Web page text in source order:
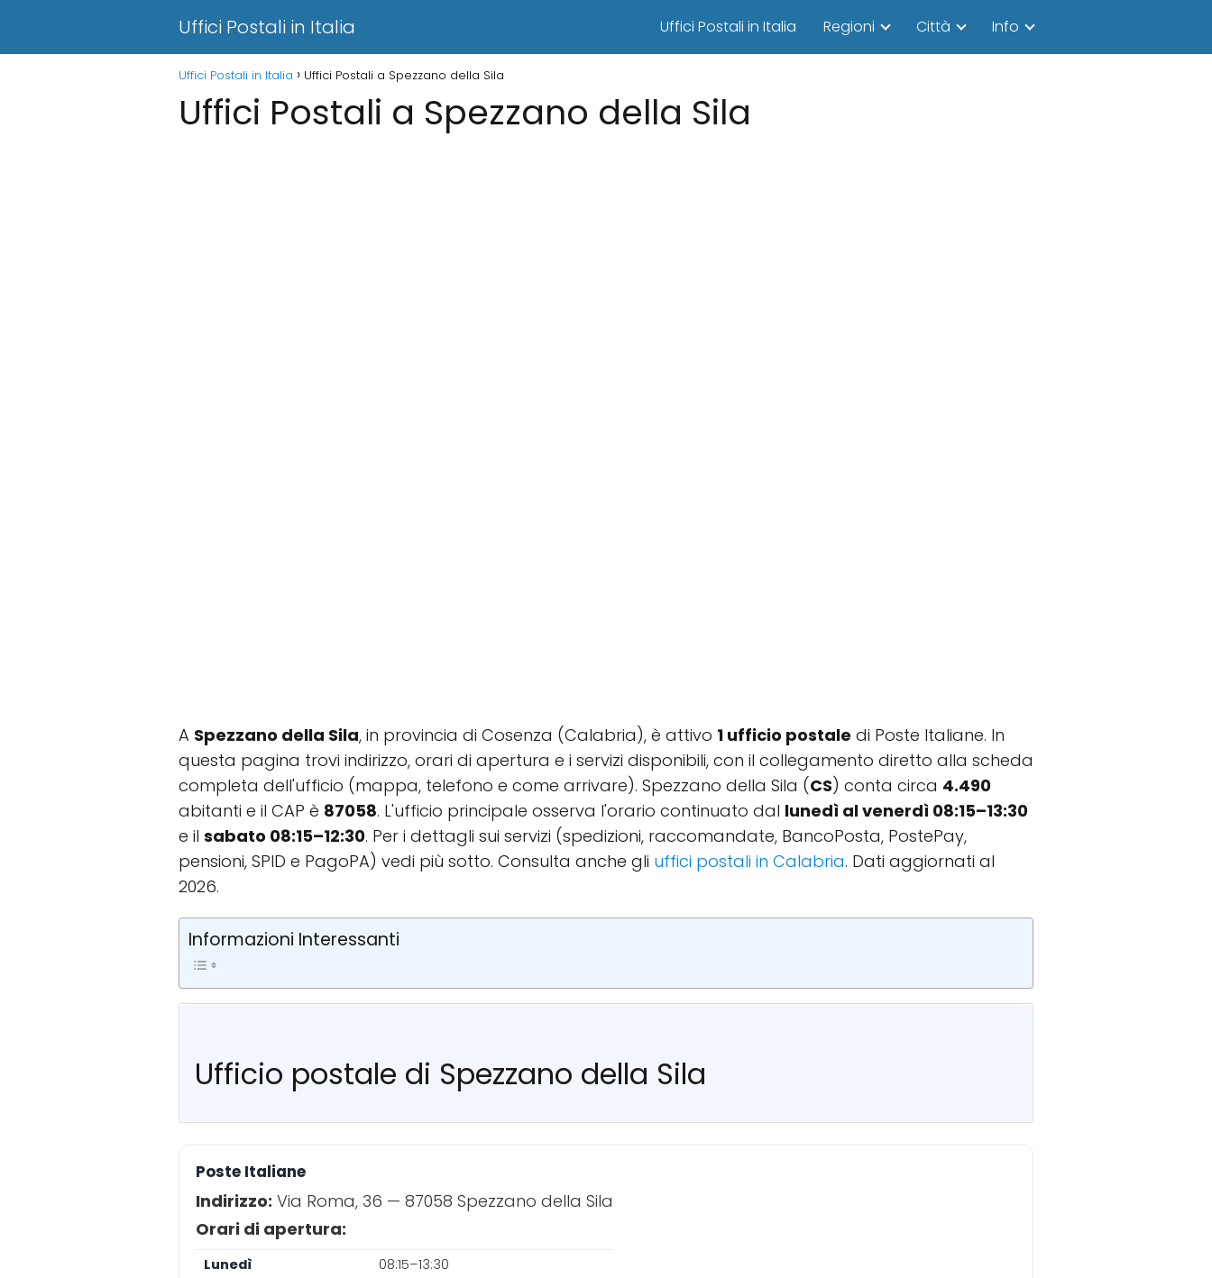
Uffici Postali in Italia Uffici Postali in Italia Regioni Città Info
Uffici Postali in Italia Uffici Postali a Spezzano della Sila
Uffici Postali a Spezzano della Sila
A Spezzano della Sila, in provincia di Cosenza (Calabria), è attivo 1 ufficio postale di Poste Italiane. In
questa pagina trovi indirizzo, orari di apertura e i servizi disponibili, con il collegamento diretto alla scheda
completa dell'ufficio (mappa, telefono e come arrivare). Spezzano della Sila (CS) conta circa 4.490
abitanti e il CAP è 87058. L'ufficio principale osserva l'orario continuato dal lunedì al venerdì 08:15–13:30
e il sabato 08:15–12:30. Per i dettagli sui servizi (spedizioni, raccomandate, BancoPosta, PostePay,
pensioni, SPID e PagoPA) vedi più sotto. Consulta anche gli uffici postali in Calabria. Dati aggiornati al
2026.
Informazioni Interessanti
Ufficio postale di Spezzano della Sila
Poste Italiane
Indirizzo: Via Roma, 36 — 87058 Spezzano della Sila
Orari di apertura:
Lunedì
08:15–13:30